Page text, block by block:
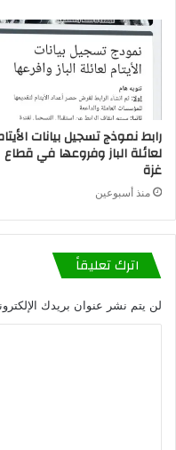
رابط نموذج تسجيل بيانات
لعائلة الباز وفروعها في قطاع
غزة
منذ أسبوعين
اترك تعليقاً
لن يتم نشر عنوان بريدك